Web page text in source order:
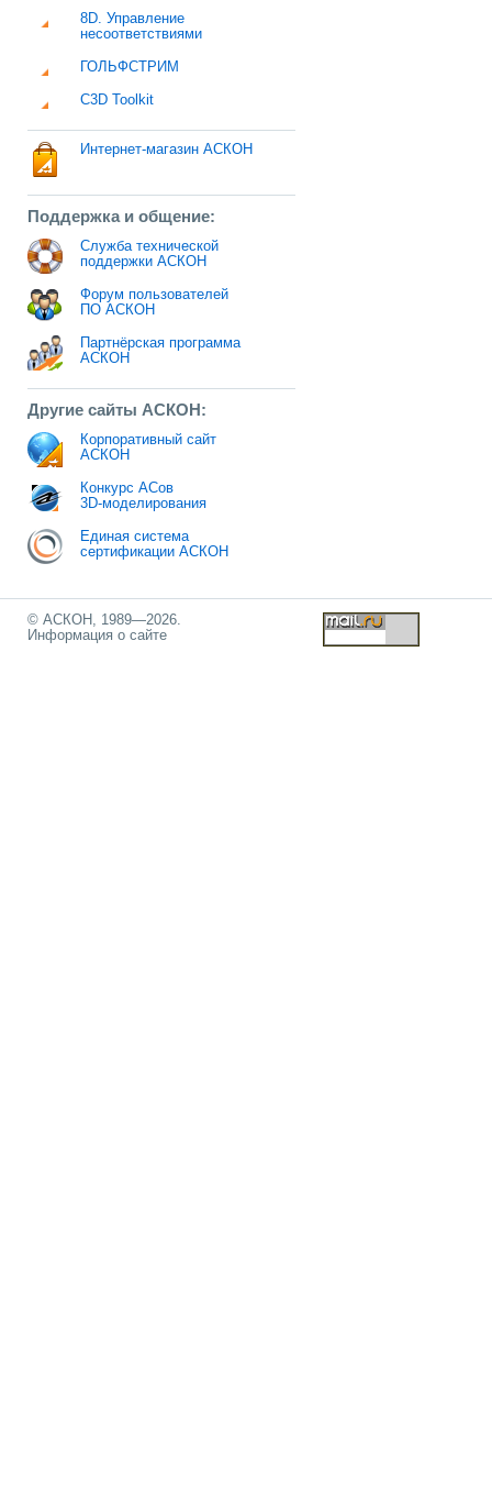
8D. Управление
несоответствиями
ГОЛЬФСТРИМ
C3D Toolkit
Интернет-магазин АСКОН
Поддержка и общение:
Служба технической
поддержки АСКОН
Форум пользователей
ПО АСКОН
Партнёрская программа
АСКОН
Другие сайты АСКОН:
Корпоративный сайт
АСКОН
Конкурс АСов
3D-моделирования
Единая система
сертификации АСКОН
© АСКОН, 1989—2026.
Информация о сайте